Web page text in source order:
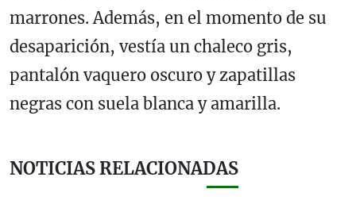
marrones. Además, en el momento de su
desaparición, vestía un chaleco gris,
pantalón vaquero oscuro y zapatillas
negras con suela blanca y amarilla.
NOTICIAS RELACIONADAS